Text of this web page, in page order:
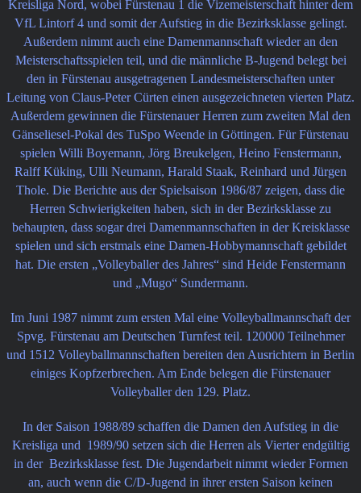
Kreisliga Nord, wobei Fürstenau 1 die Vizemeisterschaft hinter dem
VfL Lintorf 4 und somit der Aufstieg in die Bezirksklasse gelingt.
Außerdem nimmt auch eine Damenmannschaft wieder an den
Meisterschaftsspielen teil, und die männliche B-Jugend belegt bei
den in Fürstenau ausgetragenen Landesmeisterschaften unter
Leitung von Claus-Peter Cürten einen ausgezeichneten vierten Platz.
Außerdem gewinnen die Fürstenauer Herren zum zweiten Mal den
Gänseliesel-Pokal des TuSpo Weende in Göttingen. Für Fürstenau
spielen Willi Boyemann, Jörg Breukelgen, Heino Fenstermann,
Ralff Küking, Ulli Neumann, Harald Staak, Reinhard und Jürgen
Thole. Die Berichte aus der Spielsaison 1986/87 zeigen, dass die
Herren Schwierigkeiten haben, sich in der Bezirksklasse zu
behaupten, dass sogar drei Damenmannschaften in der Kreisklasse
spielen und sich erstmals eine Damen-Hobbymannschaft gebildet
hat. Die ersten „Volleyballer des Jahres“ sind Heide Fenstermann
und „Mugo“ Sundermann.
Im Juni 1987 nimmt zum ersten Mal eine Volleyballmannschaft der
Spvg. Fürstenau am Deutschen Turnfest teil. 120000 Teilnehmer
und 1512 Volleyballmannschaften bereiten den Ausrichtern in Berlin
einiges Kopfzerbrechen. Am Ende belegen die Fürstenauer
Volleyballer den 129. Platz.
In der Saison 1988/89 schaffen die Damen den Aufstieg in die
Kreisliga und 1989/90 setzen sich die Herren als Vierter endgültig
in der Bezirksklasse fest. Die Jugendarbeit nimmt wieder Formen
an, auch wenn die C/D-Jugend in ihrer ersten Saison keinen